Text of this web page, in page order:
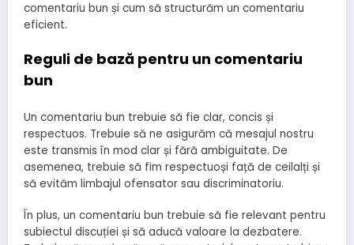
comentariu bun și cum să structurăm un comentariu
eficient.
Reguli de bază pentru un comentariu
bun
Un comentariu bun trebuie să fie clar, concis și
respectuos. Trebuie să ne asigurăm că mesajul nostru
este transmis în mod clar și fără ambiguitate. De
asemenea, trebuie să fim respectuoși față de ceilalți și
să evităm limbajul ofensator sau discriminatoriu.
În plus, un comentariu bun trebuie să fie relevant pentru
subiectul discuției și să aducă valoare la dezbatere.